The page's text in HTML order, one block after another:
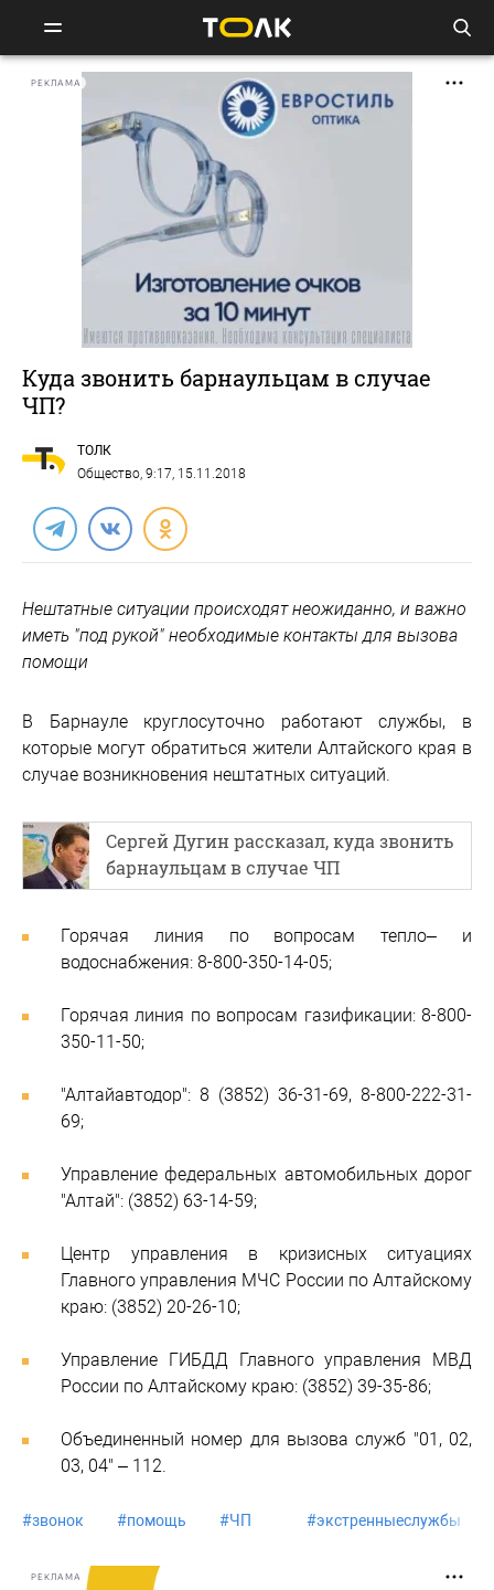
РЕКЛАМА
Куда звонить барнаульцам в случае
ЧП?
ТОЛК
Общество, 9:17, 15.11.2018
Нештатные ситуации происходят неожиданно, и важно
иметь "под рукой" необходимые контакты для вызова
помощи
В Барнауле круглосуточно работают службы, в
которые могут обратиться жители Алтайского края в
случае возникновения нештатных ситуаций.
Сергей Дугин рассказал, куда звонить
барнаульцам в случае ЧП
Горячая линия по вопросам тепло– и
водоснабжения: 8-800-350-14-05;
Горячая линия по вопросам газификации: 8-800-
350-11-50;
"Алтайавтодор": 8 (3852) 36-31-69, 8-800-222-31-
69;
Управление федеральных автомобильных дорог
"Алтай": (3852) 63-14-59;
Центр управления в кризисных ситуациях
Главного управления МЧС России по Алтайскому
краю: (3852) 20-26-10;
Управление ГИБДД Главного управления МВД
России по Алтайскому краю: (3852) 39-35-86;
Объединенный номер для вызова служб "01, 02,
03, 04" – 112.
#звонок #помощь #ЧП #экстренныеслужбы
РЕКЛАМА